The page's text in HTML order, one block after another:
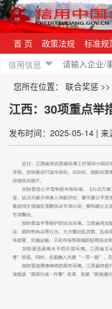
首 页 政策法规 标准规
信用信息
您所在位置： 联合奖惩 >>
江西：30项重点举
发布时间：2025-05-14 | 来